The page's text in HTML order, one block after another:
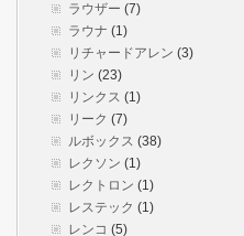
ラウザー (7)
ラウナ (1)
リチャードアレン (3)
リン (23)
リンクス (1)
リーク (7)
ルボックス (38)
レクソン (1)
レクトロン (1)
レステック (1)
レンコ (5)